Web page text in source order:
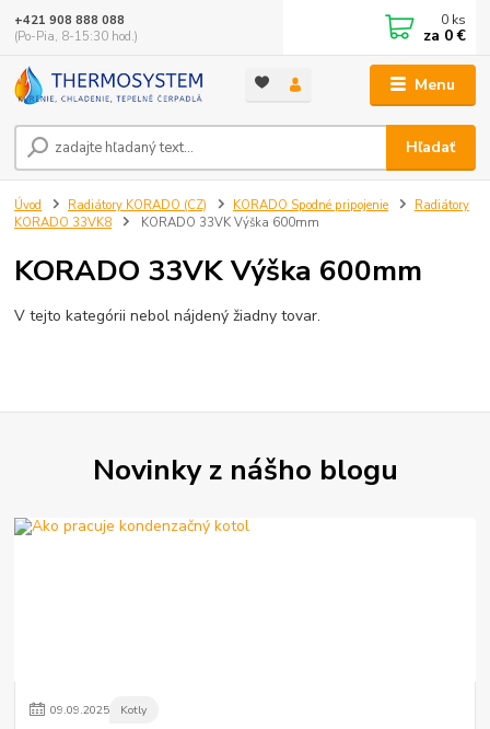
Menu
Hľadať
+421 908 888 088
(Po-Pia, 8-15:30 hod.)
0 ks
za 0 €
Úvod Radiátory KORADO (CZ) KORADO Spodné pripojenie
Radiátory
KORADO 33VK8
KORADO 33VK Výška 600mm
KORADO 33VK Výška 600mm
V tejto kategórii nebol nájdený žiadny tovar.
Novinky z nášho blogu
09.09.2025 Kotly